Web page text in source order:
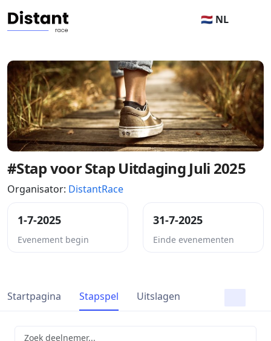
🇳🇱 NL
#Stap voor Stap Uitdaging Juli 2025
Organisator: DistantRace
1-7-2025
Evenement begin
31-7-2025
Einde evenementen
Startpagina Stapspel Uitslagen